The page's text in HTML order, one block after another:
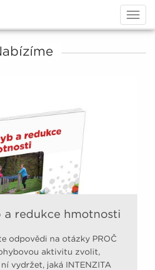
a redukce hmotnosti
odpovědi na otázky PROČ
aktivitu zvolit,
vydržet, jaká INTENZITA